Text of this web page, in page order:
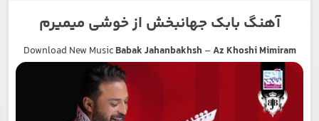
آهنگ بابک جهانبخش از خوشی میمیرم
Download New MusicBabak Jahanbakhsh –Az Khoshi Mimiram